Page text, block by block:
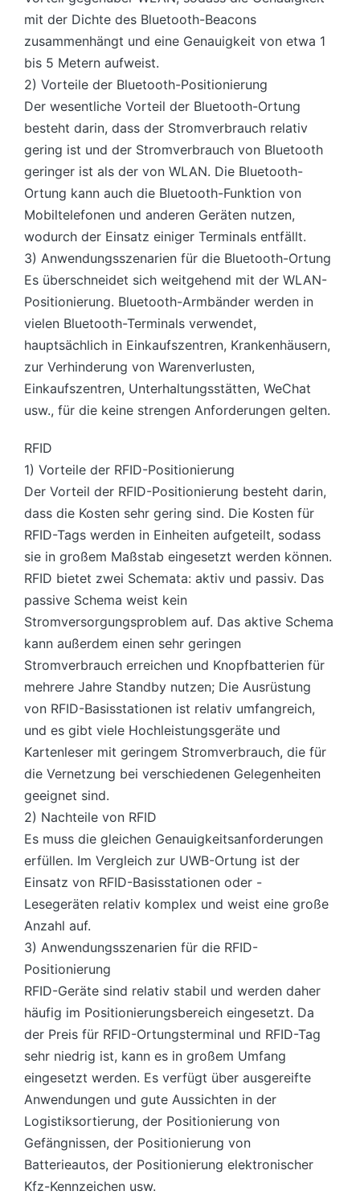
mit der Dichte des Bluetooth-Beacons
zusammenhängt und eine Genauigkeit von etwa 1
bis 5 Metern aufweist.
2) Vorteile der Bluetooth-Positionierung
Der wesentliche Vorteil der Bluetooth-Ortung
besteht darin, dass der Stromverbrauch relativ
gering ist und der Stromverbrauch von Bluetooth
geringer ist als der von WLAN. Die Bluetooth-
Ortung kann auch die Bluetooth-Funktion von
Mobiltelefonen und anderen Geräten nutzen,
wodurch der Einsatz einiger Terminals entfällt.
3) Anwendungsszenarien für die Bluetooth-Ortung
Es überschneidet sich weitgehend mit der WLAN-
Positionierung. Bluetooth-Armbänder werden in
vielen Bluetooth-Terminals verwendet,
hauptsächlich in Einkaufszentren, Krankenhäusern,
zur Verhinderung von Warenverlusten,
Einkaufszentren, Unterhaltungsstätten, WeChat
usw., für die keine strengen Anforderungen gelten.
RFID
1) Vorteile der RFID-Positionierung
Der Vorteil der RFID-Positionierung besteht darin,
dass die Kosten sehr gering sind. Die Kosten für
RFID-Tags werden in Einheiten aufgeteilt, sodass
sie in großem Maßstab eingesetzt werden können.
RFID bietet zwei Schemata: aktiv und passiv. Das
passive Schema weist kein
Stromversorgungsproblem auf. Das aktive Schema
kann außerdem einen sehr geringen
Stromverbrauch erreichen und Knopfbatterien für
mehrere Jahre Standby nutzen; Die Ausrüstung
von RFID-Basisstationen ist relativ umfangreich,
und es gibt viele Hochleistungsgeräte und
Kartenleser mit geringem Stromverbrauch, die für
die Vernetzung bei verschiedenen Gelegenheiten
geeignet sind.
2) Nachteile von RFID
Es muss die gleichen Genauigkeitsanforderungen
erfüllen. Im Vergleich zur UWB-Ortung ist der
Einsatz von RFID-Basisstationen oder -
Lesegeräten relativ komplex und weist eine große
Anzahl auf.
3) Anwendungsszenarien für die RFID-
Positionierung
RFID-Geräte sind relativ stabil und werden daher
häufig im Positionierungsbereich eingesetzt. Da
der Preis für RFID-Ortungsterminal und RFID-Tag
sehr niedrig ist, kann es in großem Umfang
eingesetzt werden. Es verfügt über ausgereifte
Anwendungen und gute Aussichten in der
Logistiksortierung, der Positionierung von
Gefängnissen, der Positionierung von
Batterieautos, der Positionierung elektronischer
Kfz-Kennzeichen usw.